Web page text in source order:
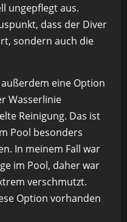
ungepflegt aus.
dass der Diver
sondern auch die
eine Option
Wasserlinie
Reinigung. Das ist
Pool besonders
In meinem Fall war
im Pool, daher war
verschmutzt.
Option vorhanden